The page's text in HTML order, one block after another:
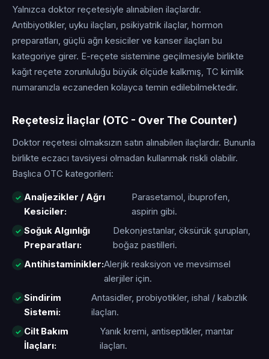
Yalnızca doktor reçetesiyle alınabilen ilaçlardır.
Antibiyotikler, uyku ilaçları, psikiyatrik ilaçlar, hormon
preparatları, güçlü ağrı kesiciler ve kanser ilaçları bu
kategoriye girer. E-reçete sistemine geçilmesiyle birlikte
kağıt reçete zorunluluğu büyük ölçüde kalkmış, TC kimlik
numaranızla eczaneden kolayca temin edilebilmektedir.
Reçetesiz İlaçlar (OTC - Over The Counter)
Doktor reçetesi olmaksızın satın alınabilen ilaçlardır. Bununla
birlikte eczacı tavsiyesi olmadan kullanmak riskli olabilir.
Başlıca OTC kategorileri:
Analjezikler / Ağrı
Kesiciler:
Parasetamol, ibuprofen,
aspirin gibi.
Soğuk Algınlığı
Preparatları:
Dekonjestanlar, öksürük şurupları,
boğaz pastilleri.
Antihistaminikler:Alerjik reaksiyon ve mevsimsel
alerjiler için.
Sindirim
Sistemi:
Antasidler, probiyotikler, ishal / kabızlık
ilaçları.
Cilt Bakım
İlaçları:
Yanık kremi, antiseptikler, mantar
ilaçları.